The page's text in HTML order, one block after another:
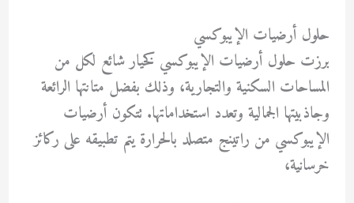
حلول أرضيات الإيبوكسي
برزت حلول أرضيات الإيبوكسي كخيار شائع لكل من
المساحات السكنية والتجارية، وذلك بفضل متانتها الرائعة
وجاذبيتها الجمالية وتعدد استخداماتها. تتكون أرضيات
الإيبوكسي من راتينج متصلد بالحرارة يتم تطبيقه على ركائز
خرسانية،